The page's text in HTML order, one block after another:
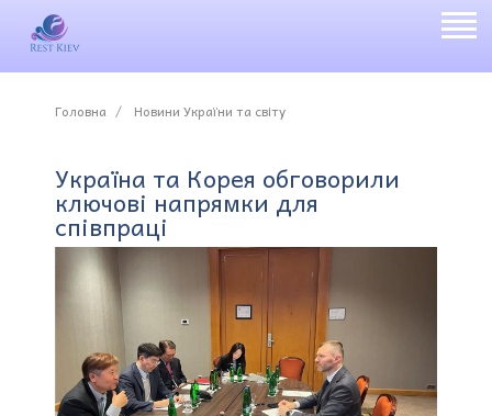
Головна Новини України та світу
Україна та Корея обговорили
ключові напрямки для
співпраці